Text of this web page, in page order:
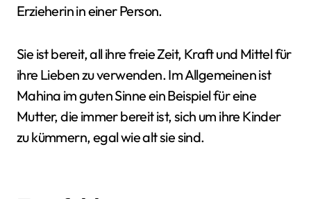
Erzieherin in einer Person.
Sie ist bereit, all ihre freie Zeit, Kraft und Mittel für
ihre Lieben zu verwenden. Im Allgemeinen ist
Mahina im guten Sinne ein Beispiel für eine
Mutter, die immer bereit ist, sich um ihre Kinder
zu kümmern, egal wie alt sie sind.